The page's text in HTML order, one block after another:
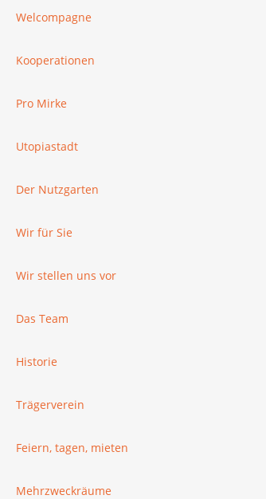
Welcompagne
Kooperationen
Pro Mirke
Utopiastadt
Der Nutzgarten
Wir für Sie
Wir stellen uns vor
Das Team
Historie
Trägerverein
Feiern, tagen, mieten
Mehrzweckräume